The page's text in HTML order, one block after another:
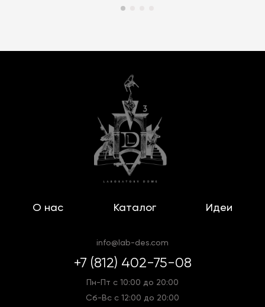
О нас Каталог Идеи
info@lab-des.com
+7 (812) 402-75-08
Пн-Пт с 10:00 до 20:00
Сб-Вс с 12:00 до 20:00